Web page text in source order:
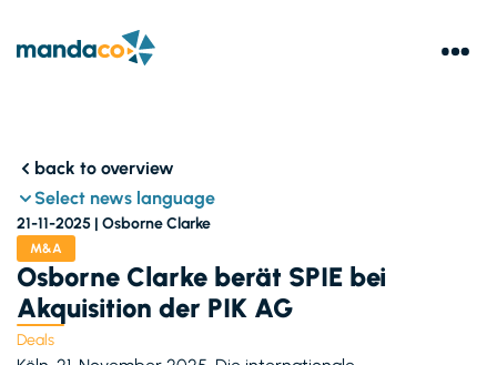
back to overview
21-11-2025 | Osborne Clarke
M&A
Select news language
Osborne Clarke berät SPIE bei
Akquisition der PIK AG
Deals